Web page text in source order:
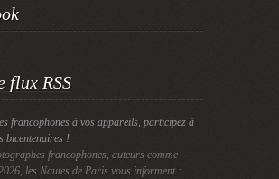
flux RSS
francophones à vos appareils, participez à
bicentenaires !
francophones, auteurs comme
les Nautes de Paris vous informent :